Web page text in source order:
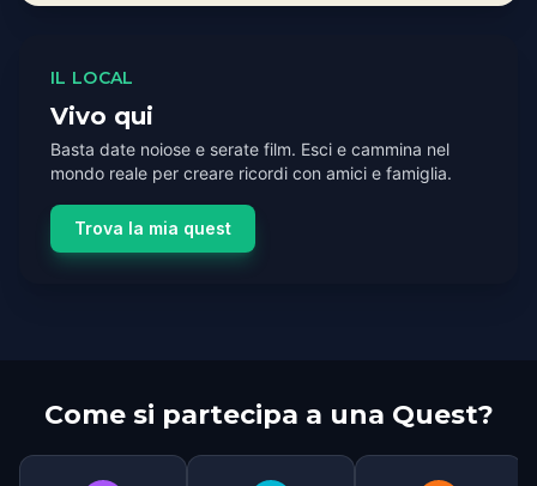
IL LOCAL
Vivo qui
Basta date noiose e serate film. Esci e cammina nel
mondo reale per creare ricordi con amici e famiglia.
Trova la mia quest
Come si partecipa a una Quest?